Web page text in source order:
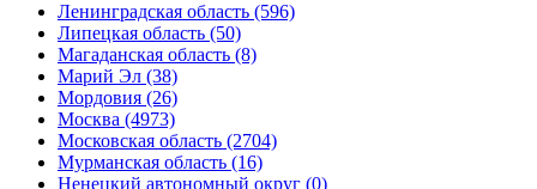
Ленинградская область (596)
Липецкая область (50)
Магаданская область (8)
Марий Эл (38)
Мордовия (26)
Москва (4973)
Московская область (2704)
Мурманская область (16)
Ненецкий автономный округ (0)